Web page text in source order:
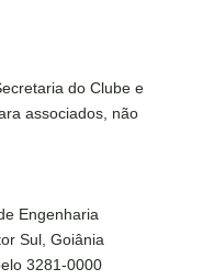
do Clube e
associados, não
Engenharia
Sul, Goiânia
3281-0000